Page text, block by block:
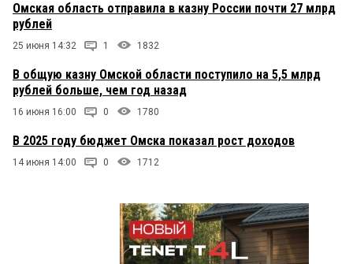
Омская область отправила в казну России почти 27 млрд
рублей
25 июня 14:32 1 1832
В общую казну Омской области поступило на 5,5 млрд
рублей больше, чем год назад
16 июня 16:00 0 1780
В 2025 году бюджет Омска показал рост доходов
14 июня 14:00 0 1712